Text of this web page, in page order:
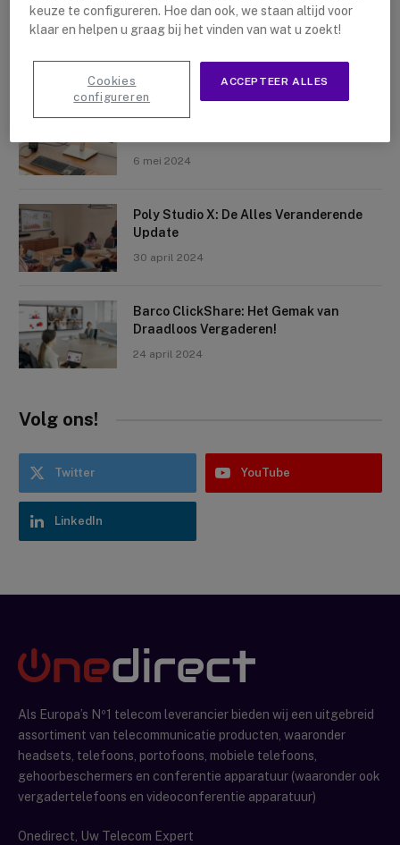
Logitech Sight: De Tafelcamera Voor
Elke Ruimte
10 mei 2024
Crosscall X-Space: Transformeer Je
6 mei 2024
Poly Studio X: De Alles Veranderende
Update
30 april 2024
Barco ClickShare: Het Gemak van
Draadloos Vergaderen!
24 april 2024
Volg ons!
Twitter YouTube
LinkedIn
Als Europa’s Nº1 telecom leverancier bieden wij een uitgebreid
assortiment van telecommunicatie producten, waaronder
headsets, telefoons, portofoons, mobiele telefoons,
gehoorbeschermers en conferentie apparatuur (waaronder ook
vergadertelefoons en videoconferentie apparatuur)
Onedirect, Uw Telecom Expert
keuze te configureren. Hoe dan ook, we staan altijd voor
klaar en helpen u graag bij het vinden van wat u zoekt!
ACCEPTEER ALLES
Cookies
configureren